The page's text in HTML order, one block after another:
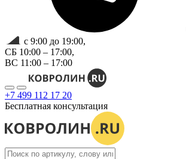
с 9:00 до 19:00,
СБ 10:00 – 17:00,
ВС 11:00 – 17:00
+7 499 112 17 20
Бесплатная консультация